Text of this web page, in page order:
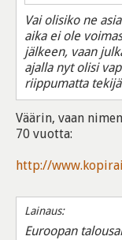
Vai olisiko ne
aika ei ole
jälkeen, vaan
ajalla nyt olisi
riippumatta
Väärin, vaan
70 vuotta:
http://
Lainaus:
Euroopan